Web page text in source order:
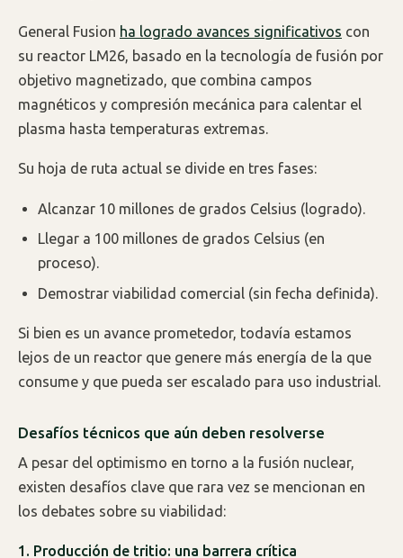
General Fusion ha logrado avances significativos con
su reactor LM26, basado en la tecnología de fusión por
objetivo magnetizado, que combina campos
magnéticos y compresión mecánica para calentar el
plasma hasta temperaturas extremas.
Su hoja de ruta actual se divide en tres fases:
Alcanzar 10 millones de grados Celsius (logrado).
Llegar a 100 millones de grados Celsius (en
proceso).
Demostrar viabilidad comercial (sin fecha definida).
Si bien es un avance prometedor, todavía estamos
lejos de un reactor que genere más energía de la que
consume y que pueda ser escalado para uso industrial.
Desafíos técnicos que aún deben resolverse
A pesar del optimismo en torno a la fusión nuclear,
existen desafíos clave que rara vez se mencionan en
los debates sobre su viabilidad:
1. Producción de tritio: una barrera crítica